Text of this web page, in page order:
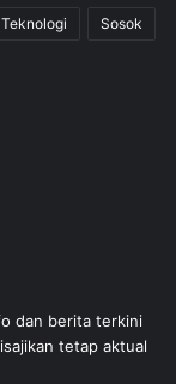
Sosok
dan berita terkini
tetap aktual